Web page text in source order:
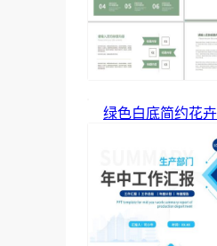
绿色白底简约花